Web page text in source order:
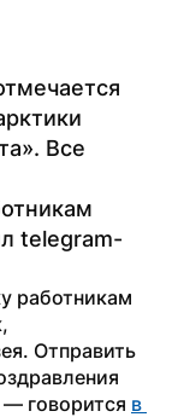
Все
telegram-
работникам
Отправить
— говорится в